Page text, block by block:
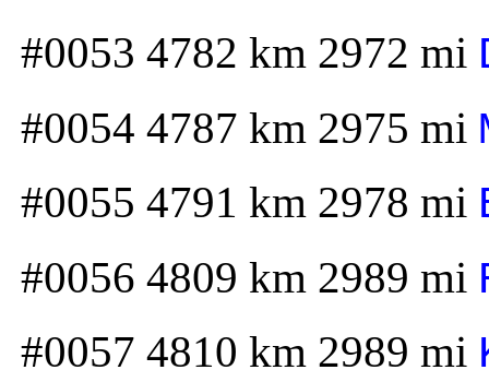
#0053 4782 km 2972 mi
#0054 4787 km 2975 mi
#0055 4791 km 2978 mi
#0056 4809 km 2989 mi
#0057 4810 km 2989 mi